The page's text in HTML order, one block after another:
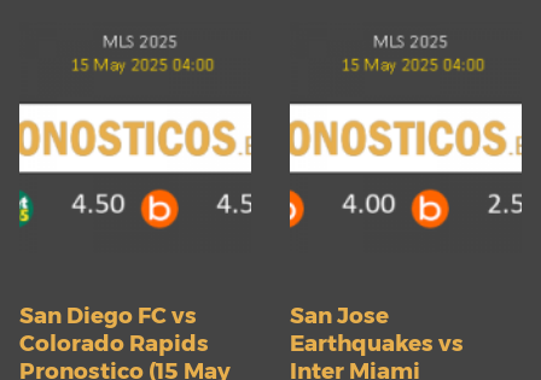
San Diego FC vs
Colorado Rapids
Pronostico (15 May
San Jose
Earthquakes vs
Inter Miami